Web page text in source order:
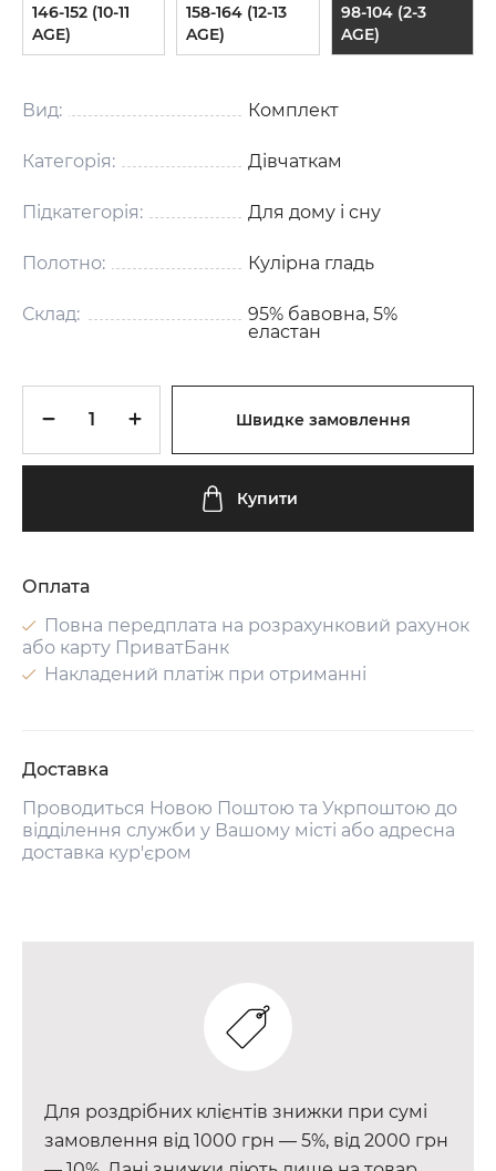
146-152 (10-11
AGE)
158-164 (12-13
AGE)
98-104 (2-3
AGE)
Вид: Комплект
Категорія: Дівчаткам
Підкатегорія: Для дому і сну
Полотно: Кулірна гладь
Склад:
95% бавовна, 5%
еластан
Швидке замовлення
Купити
Оплата
Повна передплата на розрахунковий рахунок
або карту ПриватБанк
Накладений платіж при отриманні
Доставка
Проводиться Новою Поштою та Укрпоштою до
відділення служби у Вашому місті або адресна
доставка кур'єром
Для роздрібних клієнтів знижки при сумі
замовлення від 1000 грн — 5%, від 2000 грн